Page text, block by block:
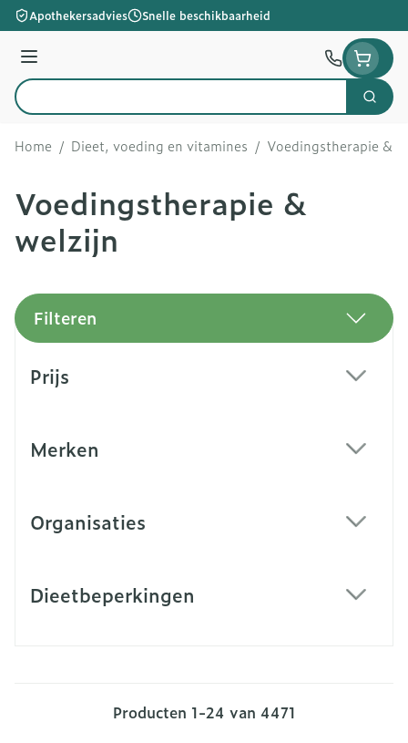
Ga naar de inhoud
Apothekersadvies Snelle beschikbaarheid
Menu
Product, merk, categorie...
Zoek
Home / Dieet, voeding en vitamines / Voedingstherapie &
Voedingstherapie &
welzijn
Filteren
Prijs
Merken
Organisaties
Dieetbeperkingen
Producten 1-24 van 4471